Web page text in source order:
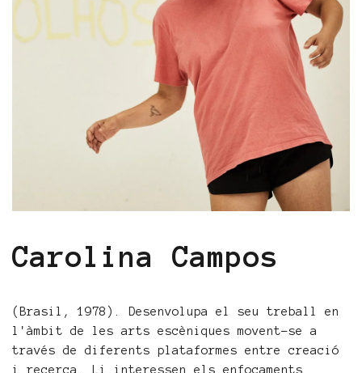
Carolina Campos
(Brasil, 1978). Desenvolupa el seu treball en
l'àmbit de les arts escèniques movent-se a
través de diferents plataformes entre creació
i recerca. Li interessen els enfocaments